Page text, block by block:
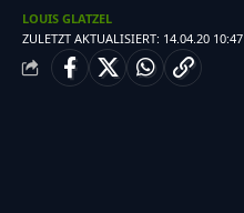
ZULETZT AKTUALISIERT: 14.04.20 10:47
LOUIS GLATZEL